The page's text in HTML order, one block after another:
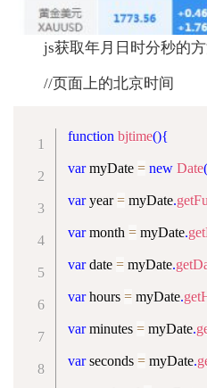
js获取年月日时分秒的
//页面上的北京时间
function bjtime(){
var myDate = new Date(
var year = myDate.
var month = myDate.
var date = myDate.
var hours = myDate.
var minutes = myDate.
var seconds = myDate.